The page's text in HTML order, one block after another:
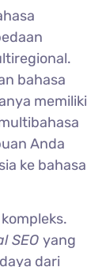
bahasa
memiliki
Anda
ke bahasa
SEOyang
dari